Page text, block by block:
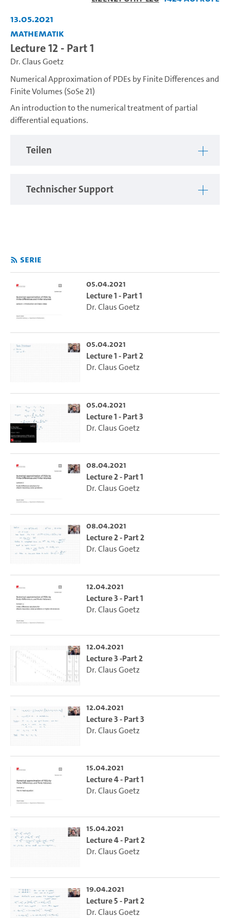
13.05.2021
Mathematik
Lecture 12 - Part 1
Dr. Claus Goetz
Numerical Approximation of PDEs by Finite Differences and
Finite Volumes (SoSe 21)
An introduction to the numerical treatment of partial
differential equations.
Teilen
Technischer Support
Serie
05.04.2021
Lecture 1 - Part 1
Dr. Claus Goetz
05.04.2021
Lecture 1 - Part 2
Dr. Claus Goetz
05.04.2021
Lecture 1 - Part 3
Dr. Claus Goetz
08.04.2021
Lecture 2 - Part 1
Dr. Claus Goetz
08.04.2021
Lecture 2 - Part 2
Dr. Claus Goetz
12.04.2021
Lecture 3 - Part 1
Dr. Claus Goetz
12.04.2021
Lecture 3 -Part 2
Dr. Claus Goetz
12.04.2021
Lecture 3 - Part 3
Dr. Claus Goetz
15.04.2021
Lecture 4 - Part 1
Dr. Claus Goetz
15.04.2021
Lecture 4 - Part 2
Dr. Claus Goetz
19.04.2021
Lecture 5 - Part 2
Dr. Claus Goetz